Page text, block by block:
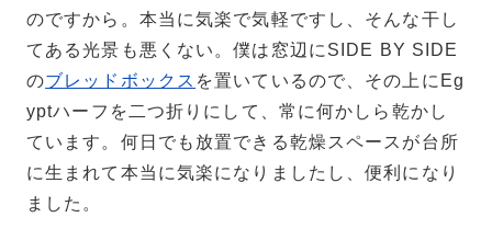
のですから。本当に気楽で気軽ですし、そんな干し
てある光景も悪くない。僕は窓辺にSIDE BY SIDE
のブレッドボックス を置いているので、その上にEg
yptハーフを二つ折りにして、常に何かしら乾かし
ています。何日でも放置できる乾燥スペースが台所
に生まれて本当に気楽になりましたし、便利になり
ました。